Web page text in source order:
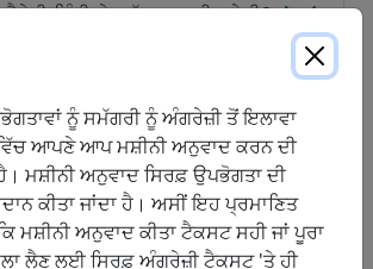
ਕਿੰਨੀ ਦੇਰ ਤੱਕ ਵਰਤਣੀ ਪਵੇਗੀ?
ਦਿੰਦੇ ਹਨ?
ਮੈਨੂੰ ਸਿਗਰਟਨੋਸ਼ੀ ਜਾਰੀ ਰੱਖਣ ਦੀ
ਅਤੇ ਲੰਬੀ-ਅਵਧੀ ਦੇਖਭਾਲ ਮੰਤਰਾਲੇ
ਨੂੰ ਸਮੱਗਰੀ ਨੂੰ ਅੰਗਰੇਜ਼ੀ ਤੋਂ ਇਲਾਵਾ
ਆਪਣੇ ਆਪ ਮਸ਼ੀਨੀ ਅਨੁਵਾਦ ਕਰਨ ਦੀ
ਮਸ਼ੀਨੀ ਅਨੁਵਾਦ ਸਿਰਫ਼ ਉਪਭੋਗਤਾ ਦੀ
ਕੀਤਾ ਜਾਂਦਾ ਹੈ। ਅਸੀਂ ਇਹ ਪ੍ਰਮਾਣਿਤ
ਮਸ਼ੀਨੀ ਅਨੁਵਾਦ ਕੀਤਾ ਟੈਕਸਟ ਸਹੀ ਜਾਂ ਪੂਰਾ
ਲੈਣ ਲਈ ਸਿਰਫ਼ ਅੰਗਰੇਜ਼ੀ ਟੈਕਸਟ 'ਤੇ ਹੀ